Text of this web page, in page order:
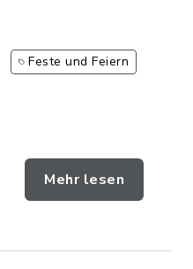
Feste und Feiern
Mehr lesen